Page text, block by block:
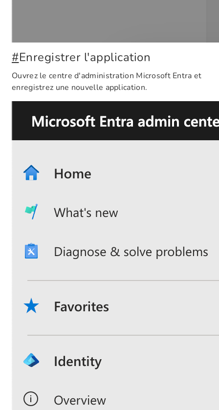
#Enregistrer l'application
Ouvrez le centre d'administration Microsoft Entra et
enregistrez une nouvelle application.